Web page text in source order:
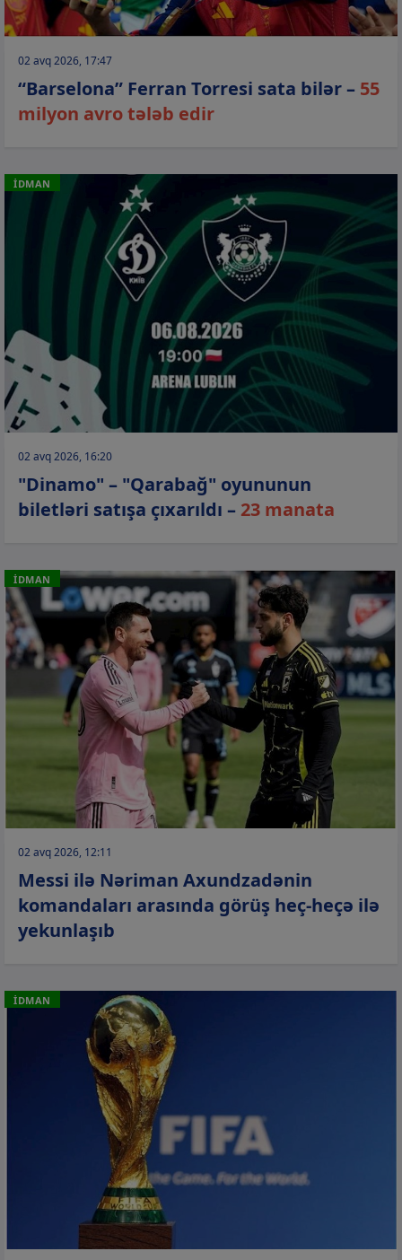
02 avq 2026, 17:47
“Barselona” Ferran Torresi sata bilər – 55
milyon avro tələb edir
İDMAN
02 avq 2026, 16:20
"Dinamo" – "Qarabağ" oyununun
biletləri satışa çıxarıldı – 23 manata
İDMAN
02 avq 2026, 12:11
Messi ilə Nəriman Axundzadənin
komandaları arasında görüş heç-heçə ilə
yekunlaşıb
İDMAN